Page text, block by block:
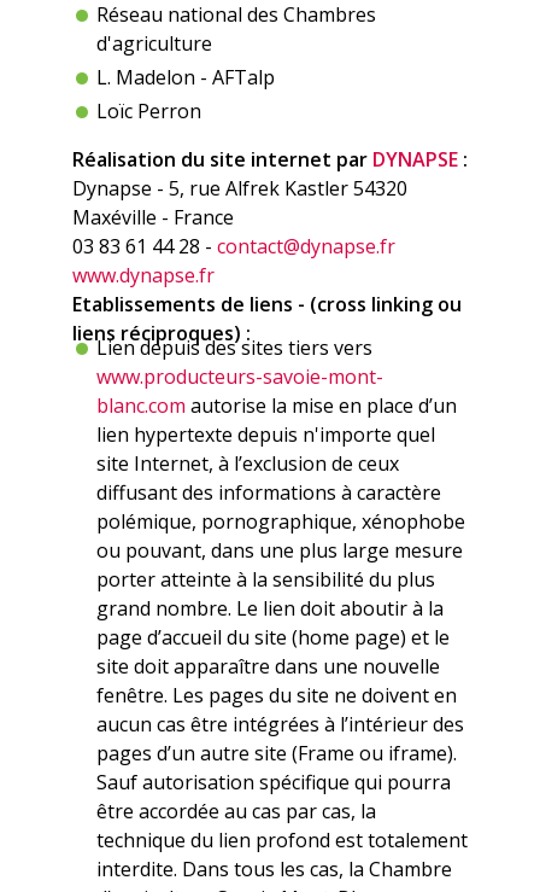
Réseau national des Chambres
d'agriculture
L. Madelon - AFTalp
Loïc Perron
Réalisation du site internet par DYNAPSE :
Dynapse - 5, rue Alfrek Kastler 54320
Maxéville - France
03 83 61 44 28 - contact@dynapse.fr
www.dynapse.fr
Etablissements de liens - (cross linking ou
liens réciproques) :
Lien depuis des sites tiers vers
www.producteurs-savoie-mont-
blanc.com autorise la mise en place d’un
lien hypertexte depuis n'importe quel
site Internet, à l’exclusion de ceux
diffusant des informations à caractère
polémique, pornographique, xénophobe
ou pouvant, dans une plus large mesure
porter atteinte à la sensibilité du plus
grand nombre. Le lien doit aboutir à la
page d’accueil du site (home page) et le
site doit apparaître dans une nouvelle
fenêtre. Les pages du site ne doivent en
aucun cas être intégrées à l’intérieur des
pages d’un autre site (Frame ou iframe).
Sauf autorisation spécifique qui pourra
être accordée au cas par cas, la
technique du lien profond est totalement
interdite. Dans tous les cas, la Chambre